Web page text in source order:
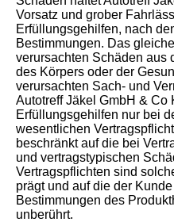
Vorsatz und grober
Erfüllungsgehilfen, nach
Bestimmungen. Das
verursachten Schäden aus
des Körpers oder der
verursachten Sach- und
Autotreff Jäkel GmbH & Co
Erfüllungsgehilfen nur bei
wesentlichen
beschränkt auf die bei
und vertragstypischen
Vertragspflichten sind
prägt und auf die der
Bestimmungen des
unberührt.